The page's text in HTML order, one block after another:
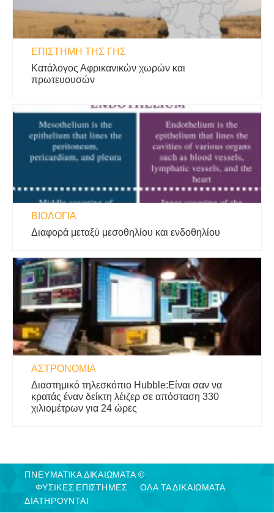
ΕΠΙΣΤΉΜΗ ΤΗΣ ΓΗΣ
Κατάλογος Αφρικανικών χωρών και
πρωτευουσών
ΒΙΟΛΟΓΊΑ
Διαφορά μεταξύ μεσοθηλίου και ενδοθηλίου
ΑΣΤΡΟΝΟΜΊΑ
Διαστημικό τηλεσκόπιο Hubble:Είναι σαν να
κρατάς έναν δείκτη λέιζερ σε απόσταση 330
χιλιομέτρων για 24 ώρες
ΠΝΕΥΜΑΤΙΚΑ ΔΙΚΑΙΩΜΑΤΑ ©
ΦΥΣΙΚΈΣ ΕΠΙΣΤΉΜΕΣ
ΟΛΑ ΤΑ ΔΙΚΑΙΩΜΑΤΑ
ΔΙΑΤΗΡΟΥΝΤΑΙ